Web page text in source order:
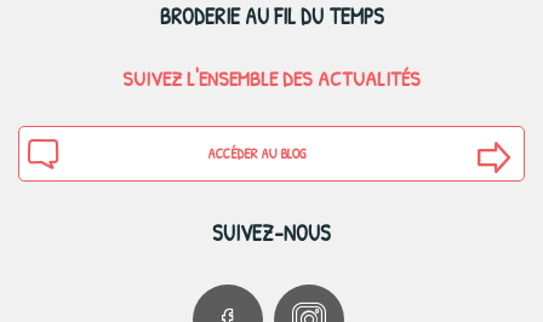
BRODERIE AU FIL DU TEMPS
SUIVEZ L'ENSEMBLE DES ACTUALITÉS
ACCÉDER AU BLOG
SUIVEZ-NOUS